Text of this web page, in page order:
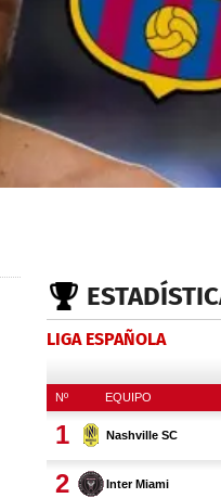
LIGA ESPAÑOLA